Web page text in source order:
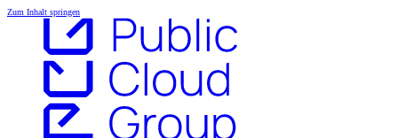
Zum Inhalt springen